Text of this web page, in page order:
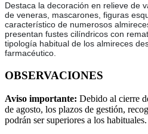
Destaca la decoración en relieve de
de veneras, mascarones, figuras
característico de numerosos
presentan fustes cilíndricos con
tipología habitual de los almireces
farmacéutico.
OBSERVACIONES
Aviso importante: Debido al cierre
de agosto, los plazos de gestión,
podrán ser superiores a los